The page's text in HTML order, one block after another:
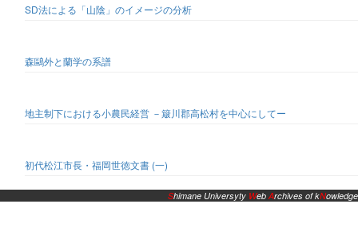
SD法による「山陰」のイメージの分析
森鷗外と蘭学の系譜
地主制下における小農民経営 －簸川郡高松村を中心にしてー
初代松江市長・福岡世徳文書 (一)
Shimane Universyty WebArchives of kNowledge